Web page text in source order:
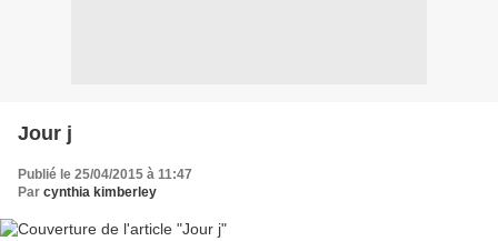
Jour j
Publié le 25/04/2015 à 11:47
Par cynthia kimberley